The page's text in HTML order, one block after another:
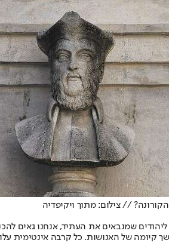
// צילום: מתוך ויקיפדיה
של האנושות. כל קרבה אינטימית